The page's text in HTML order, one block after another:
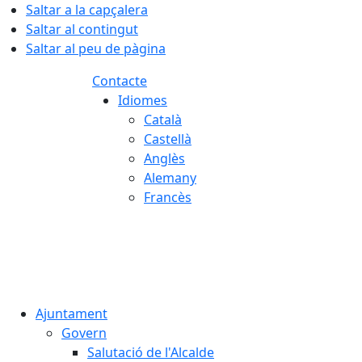
Saltar a la capçalera
Saltar al contingut
Saltar al peu de pàgina
Contacte
Idiomes
Català
Castellà
Anglès
Alemany
Francès
Ajuntament
Govern
Salutació de l'Alcalde